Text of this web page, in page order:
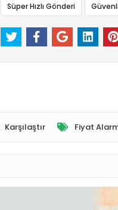
Süper Hızlı Gönderi
Karşılaştır Fiyat